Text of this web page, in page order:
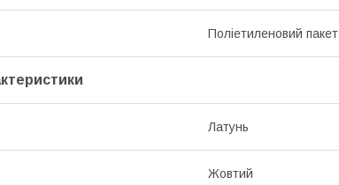
Поліетиленовий пакет
Латунь
Жовтий